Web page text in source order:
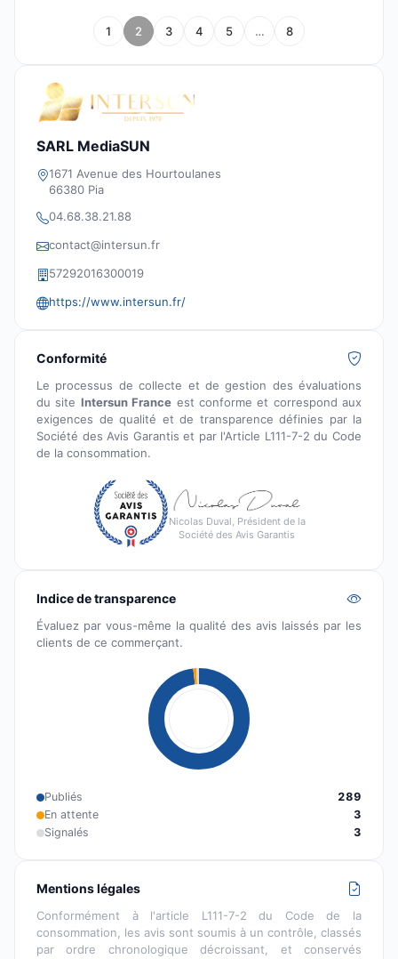
1 2 3 4 5 … 8
SARL MediaSUN
1671 Avenue des Hourtoulanes
66380 Pia
04.68.38.21.88
contact@intersun.fr
57292016300019
https://www.intersun.fr/
Conformité
Le processus de collecte et de gestion des évaluations
du site Intersun France est conforme et correspond aux
exigences de qualité et de transparence définies par la
Société des Avis Garantis et par l'Article L111-7-2 du Code
de la consommation.
Nicolas Duval, Président de la
Société des Avis Garantis
Indice de transparence
Évaluez par vous-même la qualité des avis laissés par les
clients de ce commerçant.
Publiés
289
En attente
3
Signalés
3
Mentions légales
Conformément à l'article L111-7-2 du Code de la
consommation, les avis sont soumis à un contrôle, classés
par ordre chronologique décroissant, et conservés